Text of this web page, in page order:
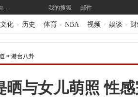
我的搜狐 邮件
文化 - 历史 - 体育 - NBA - 视频 - 娱谈 -
> 港台八卦
晒与女儿萌照 性